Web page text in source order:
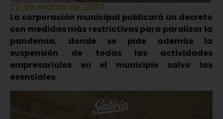
22 de marzo de 2020
La corporación municipal publicará un decreto
con medidas más restrictivas para paralizar la
pandemia, donde se pide además la
suspensión de todas las actividades
empresariales en el municipio salvo las
esenciales